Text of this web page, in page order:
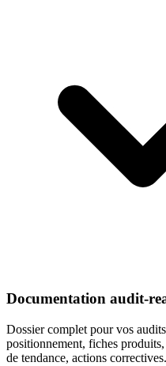
Documentation audit-
Dossier complet pour vos
positionnement, fiches
de tendance, actions